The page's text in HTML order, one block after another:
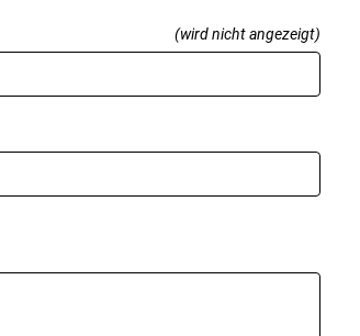
(wird nicht angezeigt)